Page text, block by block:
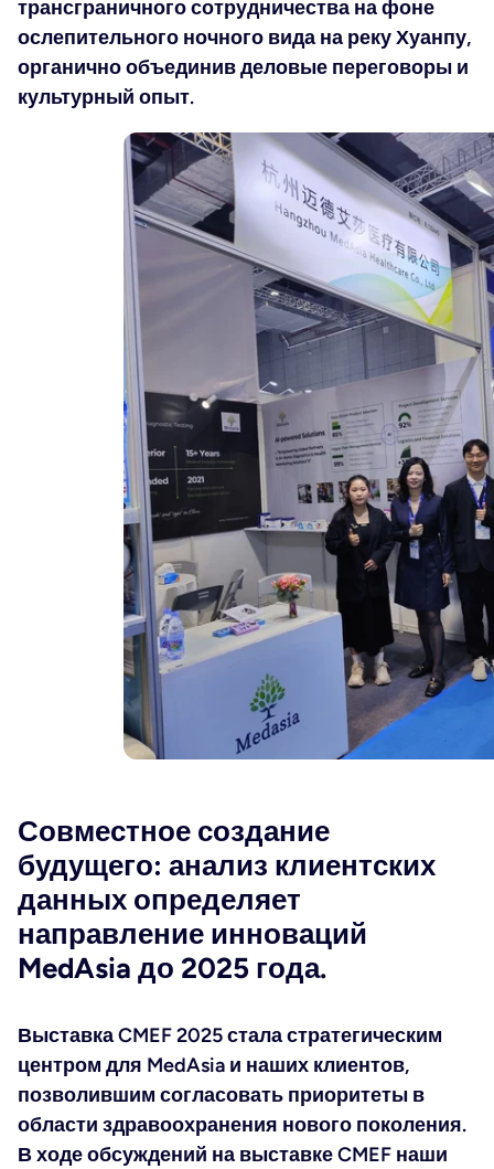
трансграничного сотрудничества на фоне
ослепительного ночного вида на реку Хуанпу,
органично объединив деловые переговоры и
культурный опыт.
Совместное создание
будущего: анализ клиентских
данных определяет
направление инноваций
MedAsia до 2025 года.
Выставка CMEF 2025 стала стратегическим
центром для MedAsia и наших клиентов,
позволившим согласовать приоритеты в
области здравоохранения нового поколения.
В ходе обсуждений на выставке CMEF наши